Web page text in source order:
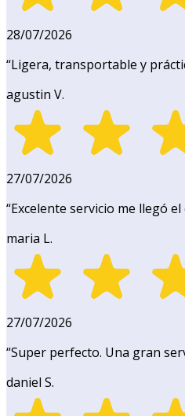
28/07/2026
“Ligera, transportable y
agustin V.
27/07/2026
“Excelente servicio me llegó
maria L.
27/07/2026
“Super perfecto. Una gran
daniel S.